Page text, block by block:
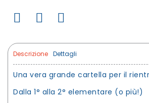
Descrizione Dettagli
Una vera grande cartella per il
Dalla 1° alla 2° elementare (o più!)